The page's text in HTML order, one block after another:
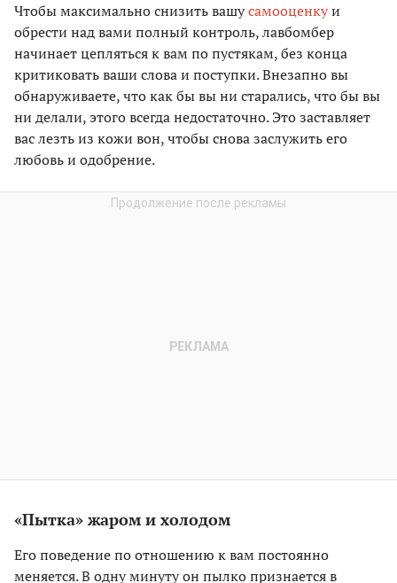
Чтобы максимально снизить вашусамооценкуи
обрести над вами полный контроль, лавбомбер
начинает цепляться к вам по пустякам, без конца
критиковать ваши слова и поступки. Внезапно вы
обнаруживаете, что как бы вы ни старались, что бы вы
ни делали, этого всегда недостаточно. Это заставляет
вас лезть из кожи вон, чтобы снова заслужить его
любовь и одобрение.
«Пытка» жаром и холодом
Его поведение по отношению к вам постоянно
меняется. В одну минуту он пылко признается в